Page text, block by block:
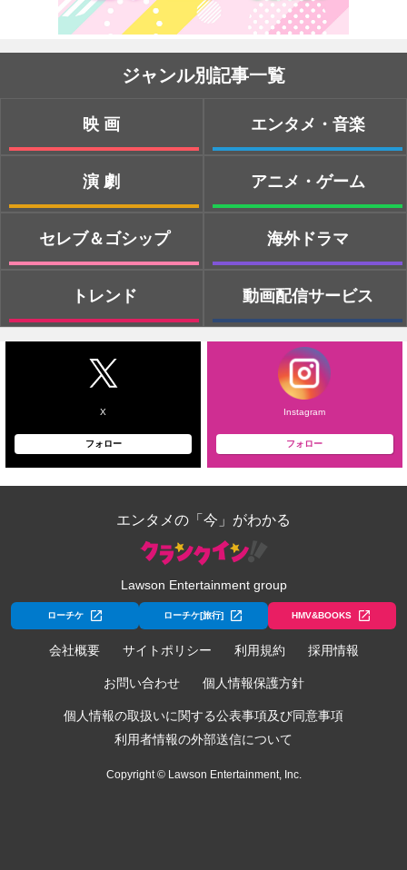
ジャンル別記事一覧
映画
演劇
セレブ＆ゴシップ
トレンド
エンタメ・音楽
アニメ・ゲーム
海外ドラマ
動画配信サービス
X
フォロー
Instagram
フォロー
エンタメの「今」がわかる
Lawson Entertainment group
ローチケ ローチケ[旅行] HMV&BOOKS
会社概要 サイトポリシー 利用規約 採用情報
お問い合わせ 個人情報保護方針
個人情報の取扱いに関する公表事項及び同意事項
利用者情報の外部送信について
Copyright © Lawson Entertainment, Inc.